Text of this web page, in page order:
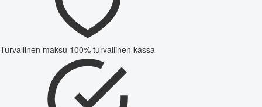
Turvallinen maksu 100% turvallinen kassa